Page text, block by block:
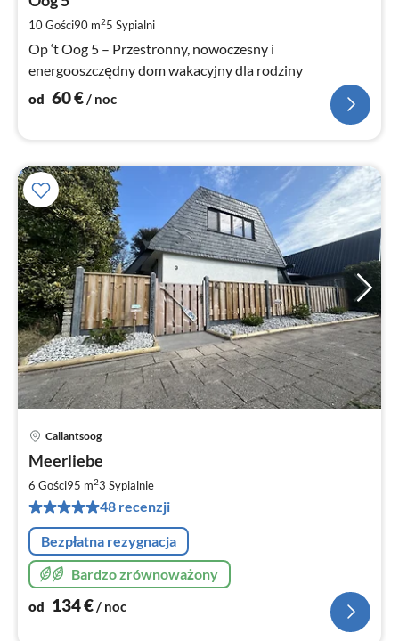
10 Gości90 m25 Sypialni
Op ‘t Oog 5 – Przestronny, nowoczesny i
energooszczędny dom wakacyjny dla rodziny
od 60€ / noc
Callantsoog
Meerliebe
6 Gości95 m23 Sypialnie
48 recenzji
Bezpłatna rezygnacja
Bardzo zrównoważony
od 134€/ noc